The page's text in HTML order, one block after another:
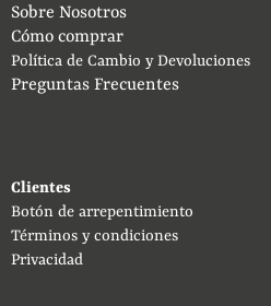
Sobre Nosotros
Cómo comprar
Política de Cambio y Devoluciones
Preguntas Frecuentes
Clientes
Botón de arrepentimiento
Términos y condiciones
Privacidad